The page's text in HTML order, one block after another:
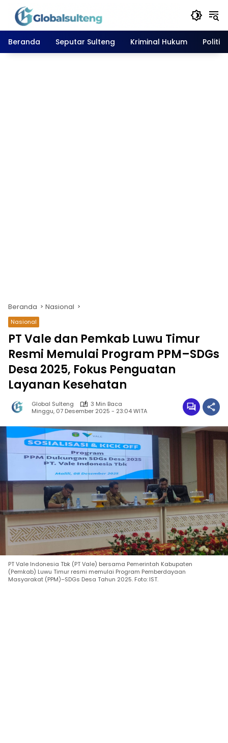
Langsung
konten
Beranda
Seputar Sulteng Kriminal Hukum Politik
Beranda Nasional
Nasional
PT Vale dan Pemkab Luwu Timur
Resmi Memulai Program PPM–SDGs
Desa 2025, Fokus Penguatan
Layanan Kesehatan
Global Sulteng
3 Min Baca
Minggu, 07 Desember 2025 - 23:04 WITA
PT Vale Indonesia Tbk (PT Vale) bersama Pemerintah Kabupaten
(Pemkab) Luwu Timur resmi memulai Program Pemberdayaan
Masyarakat (PPM)–SDGs Desa Tahun 2025. Foto: IST.